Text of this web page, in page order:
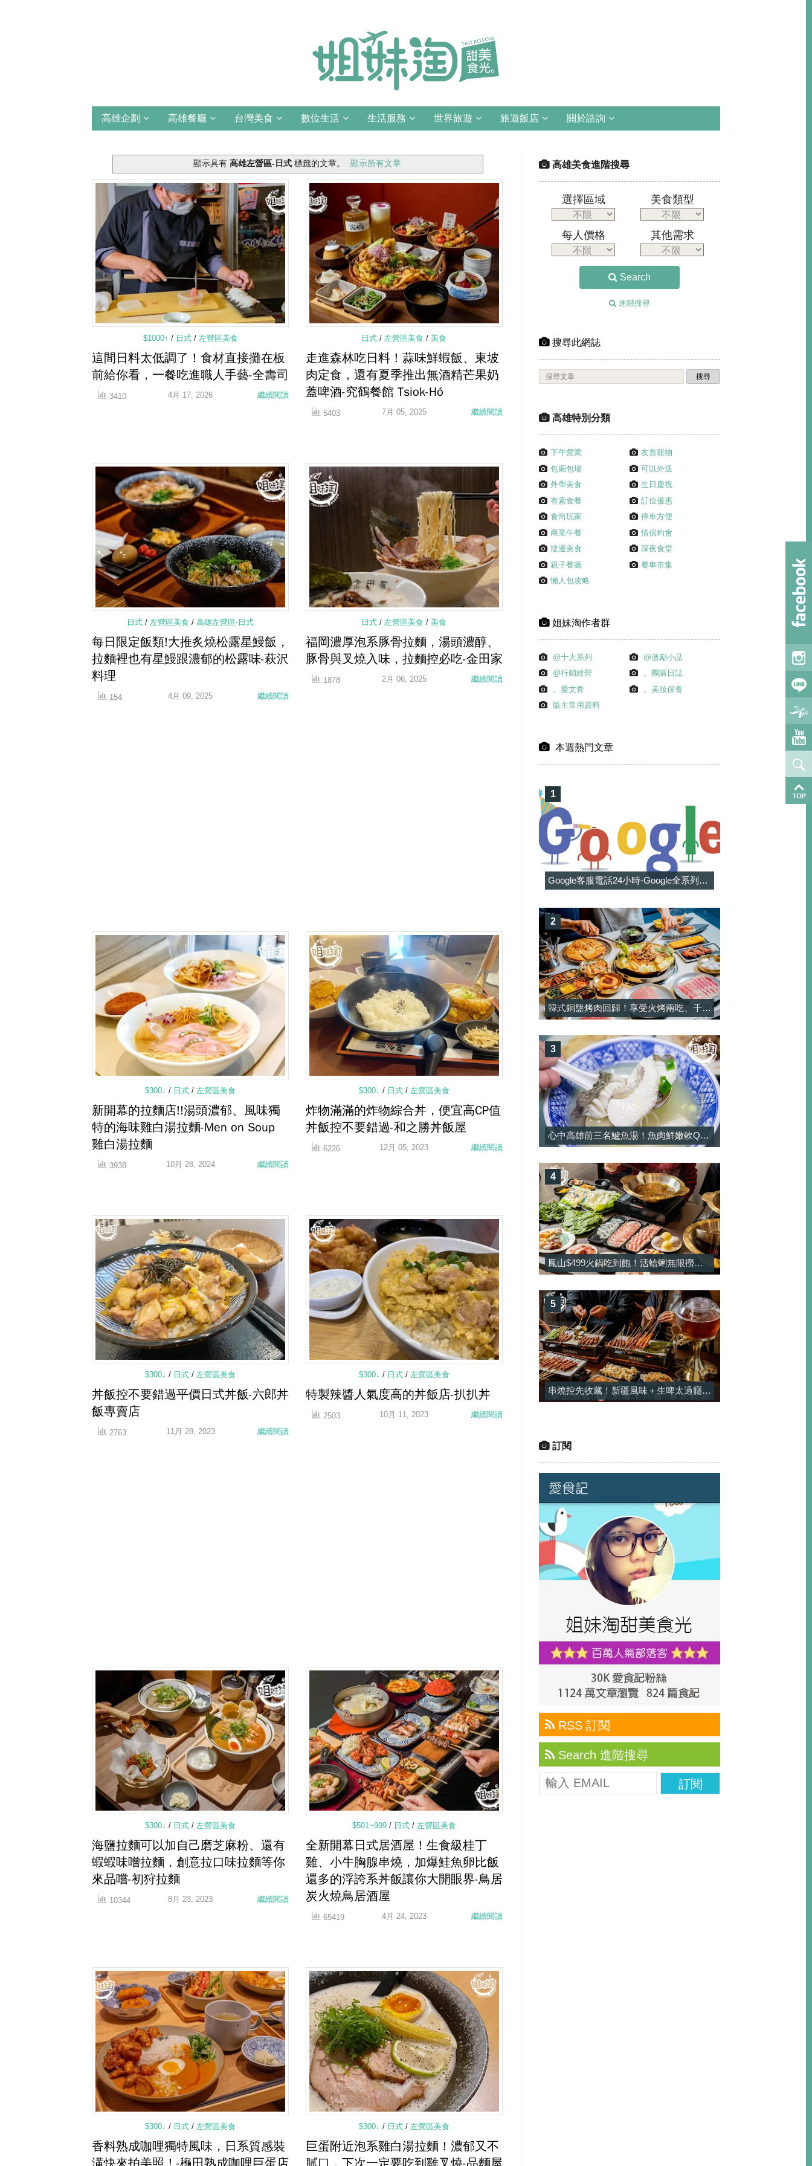
高雄企劃 高雄餐廳 台灣美食 數位生活 生活服務 世界旅遊 旅遊飯店 關於諮詢
顯示具有 高雄左營區-日式標籤的文章。 顯示所有文章
$1000↑ / 日式 / 左營區美食
這間日料太低調了！食材直接攤在板
前給你看，一餐吃進職人手藝-全壽司
3410 4月 17, 2026 繼續閱讀
日式/左營區美食/美食
走進森林吃日料！蒜味鮮蝦飯、東坡
肉定食，還有夏季推出無酒精芒果奶
蓋啤酒-究鶴餐館 Tsiok-Hó
5403 7月 05, 2025 繼續閱讀
日式/左營區美食/高雄左營區-日式
每日限定飯類!大推炙燒松露星鰻飯，
拉麵裡也有星鰻跟濃郁的松露味-萩沢
料理
154 4月 09, 2025 繼續閱讀
日式/左營區美食/美食
福岡濃厚泡系豚骨拉麵，湯頭濃醇、
豚骨與叉燒入味，拉麵控必吃-金田家
1878 2月 06, 2025 繼續閱讀
$300↓/ 日式/ 左營區美食
新開幕的拉麵店!!湯頭濃郁、風味獨
特的海味雞白湯拉麵-Men on Soup
雞白湯拉麵
3938 10月 28, 2024 繼續閱讀
$300↓ / 日式 / 左營區美食
炸物滿滿的炸物綜合丼，便宜高CP值
丼飯控不要錯過-和之勝丼飯屋
6226 12月 05, 2023 繼續閱讀
$300↓/ 日式/ 左營區美食
丼飯控不要錯過平價日式丼飯-六郎丼
飯專賣店
2763 11月 28, 2023 繼續閱讀
$300↓ / 日式 / 左營區美食
特製辣醬人氣度高的丼飯店-扒扒丼
2503 10月 11, 2023 繼續閱讀
$300↓/ 日式/左營區美食
海鹽拉麵可以加自己磨芝麻粉、還有
蝦蝦味噌拉麵，創意拉口味拉麵等你
來品嚐-初狩拉麵
10344 8月 23, 2023 繼續閱讀
$501~999 / 日式 / 左營區美食
全新開幕日式居酒屋！生食級桂丁
雞、小牛胸腺串燒，加爆鮭魚卵比飯
還多的浮誇系丼飯讓你大開眼界-鳥居
炭火燒鳥居酒屋
65419 4月 24, 2023 繼續閱讀
$300↓/ 日式/左營區美食
香料熟成咖哩獨特風味，日系質感裝
$300↓ / 日式 / 左營區美食
巨蛋附近泡系雞白湯拉麵！濃郁又不
高雄美食進階搜尋
選擇區域
每人價格
美食類型
其他需求
Search
進階搜尋
搜尋此網誌
高雄特別分類
下午營業
友善寵物
包廂包場
可以外送
外帶美食
生日慶祝
有素食餐
訂位優惠
食尚玩家
停車方便
商業午餐
情侶約會
捷運美食
深夜食堂
親子餐廳
餐車市集
懶人包攻略
姐妹淘作者群
@十大系列
@激勵小品
@行銷經營
。團購日誌
。愛文青
。美妝保養
版主常用資料
本週熱門文章
Google客服電話24小時-Google全系列客服電話信箱一覽表
1
韓式銅盤烤肉回歸！享受火烤兩吃、千元有找和牛與韓料吃到飽-韓屋村精緻銅盤烤肉
2
心中高雄前三名鱸魚湯！魚肉鮮嫩軟Q彈，湯頭濃郁純正熬煮！-大港鱸魚湯
3
鳳山$499火鍋吃到飽！活蛤蜊無限撈＋酸菜魚鍋免加價太佛，甜點還有雪淇冰無限吃-饗禾記
4
串燒控先收藏！新疆風味＋生啤太過癮，一串平均只要$25-酒精烤場
5
訂閱
RSS 訂閱
Search 進階搜尋